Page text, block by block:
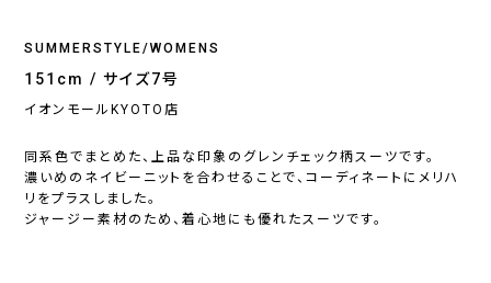
SUMMERSTYLE/WOMENS
151cm / サイズ7号
イオンモールKYOTO店
同系色でまとめた、上品な印象のグレンチェック柄スーツです。
濃いめのネイビーニットを合わせることで、コーディネートにメリハ
リをプラスしました。
ジャージー素材のため、着心地にも優れたスーツです。